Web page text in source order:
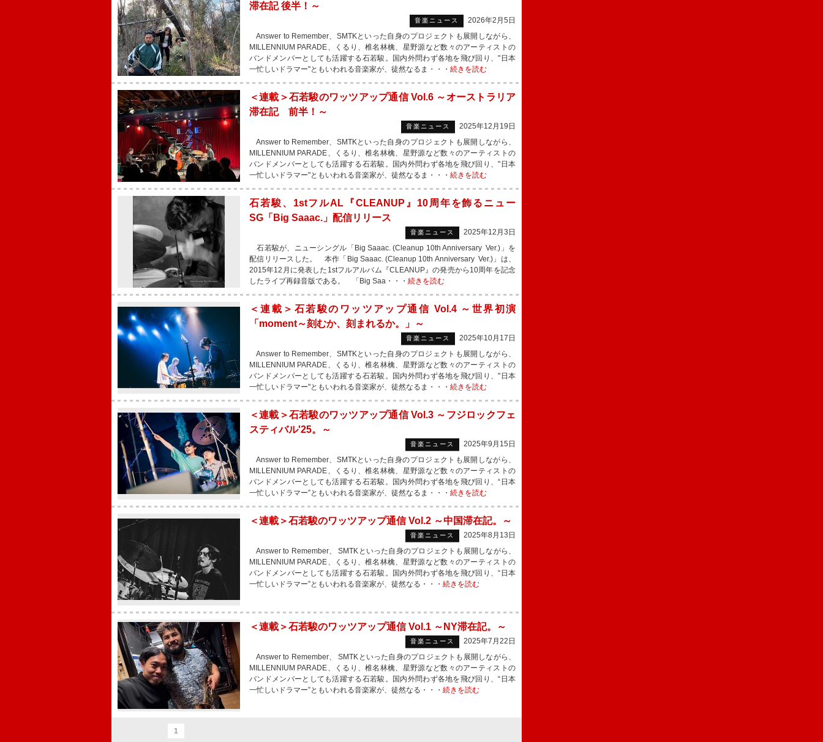
滞在記 後半！～
音楽ニュース
2026年2月5日
Answer to Remember、SMTKといった自身のプロジェクトも展開しながら、
MILLENNIUM PARADE、くるり、椎名林檎、星野源など数々のアーティストの
バンドメンバーとしても活躍する石若駿。国内外問わず各地を飛び回り、"日本
一忙しいドラマー"ともいわれる音楽家が、徒然なるま・・・ 続きを読む
＜連載＞石若駿のワッツアップ通信 Vol.6 ～オーストラリア
滞在記 前半！～
音楽ニュース
2025年12月19日
Answer to Remember、SMTKといった自身のプロジェクトも展開しながら、
MILLENNIUM PARADE、くるり、椎名林檎、星野源など数々のアーティストの
バンドメンバーとしても活躍する石若駿。国内外問わず各地を飛び回り、"日本
一忙しいドラマー"ともいわれる音楽家が、徒然なるま・・・ 続きを読む
石若駿、1stフルAL『CLEANUP』10周年を飾るニュー
SG「Big Saaac.」配信リリース
音楽ニュース
2025年12月3日
石若駿が、ニューシングル「Big Saaac. (Cleanup 10th Anniversary Ver.)」を
配信リリースした。 本作「Big Saaac. (Cleanup 10th Anniversary Ver.)」は、
2015年12月に発表した1stフルアルバム『CLEANUP』の発売から10周年を記念
したライブ再録音版である。 「Big Saa・・・ 続きを読む
＜連載＞石若駿のワッツアップ通信 Vol.4 ～世界初演
「moment～刻むか、刻まれるか。」～
音楽ニュース
2025年10月17日
Answer to Remember、SMTKといった自身のプロジェクトも展開しながら、
MILLENNIUM PARADE、くるり、椎名林檎、星野源など数々のアーティストの
バンドメンバーとしても活躍する石若駿。国内外問わず各地を飛び回り、"日本
一忙しいドラマー"ともいわれる音楽家が、徒然なるま・・・ 続きを読む
＜連載＞石若駿のワッツアップ通信 Vol.3 ～フジロックフェ
スティバル'25。～
音楽ニュース
2025年9月15日
Answer to Remember、SMTKといった自身のプロジェクトも展開しながら、
MILLENNIUM PARADE、くるり、椎名林檎、星野源など数々のアーティストの
バンドメンバーとしても活躍する石若駿。国内外問わず各地を飛び回り、“日本
一忙しいドラマー”ともいわれる音楽家が、徒然なるま・・・ 続きを読む
＜連載＞石若駿のワッツアップ通信 Vol.2 ～中国滞在記。～
音楽ニュース
2025年8月13日
Answer to Remember、 SMTKといった自身のプロジェクトも展開しながら、
MILLENNIUM PARADE、くるり、椎名林檎、星野源など数々のアーティストの
バンドメンバーとしても活躍する石若駿。国内外問わず各地を飛び回り、“日本
一忙しいドラマー”ともいわれる音楽家が、徒然なる・・・ 続きを読む
＜連載＞石若駿のワッツアップ通信 Vol.1 ～NY滞在記。～
音楽ニュース
2025年7月22日
Answer to Remember、 SMTKといった自身のプロジェクトも展開しながら、
MILLENNIUM PARADE、くるり、椎名林檎、星野源など数々のアーティストの
バンドメンバーとしても活躍する石若駿。国内外問わず各地を飛び回り、“日本
一忙しいドラマー”ともいわれる音楽家が、徒然なる・・・ 続きを読む
1